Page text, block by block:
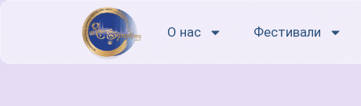
О нас Фестивали